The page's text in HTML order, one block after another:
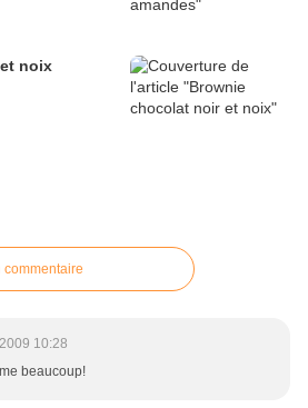
noix
commentaire
10:28
beaucoup!